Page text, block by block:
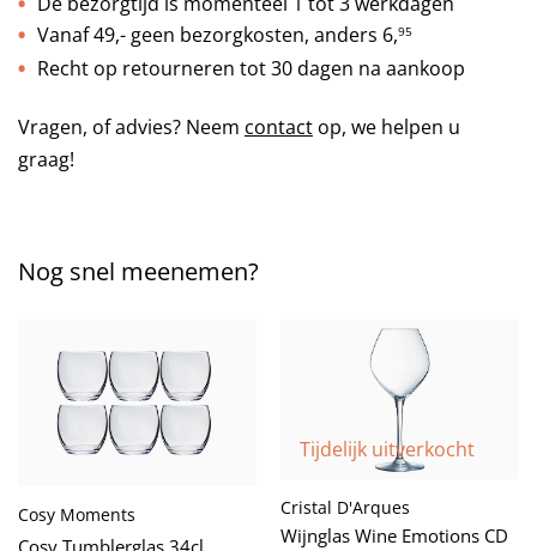
Vanaf 49,- geen bezorgkosten, anders 6,95
Recht op retourneren tot 30 dagen na aankoop
Vragen, of advies? Neem contactop, we helpen u
graag!
Nog snel meenemen?
Cosy Moments
Tijdelijk uitverkocht
Cristal D'Arques
Wijnglas Wine Emotions CD